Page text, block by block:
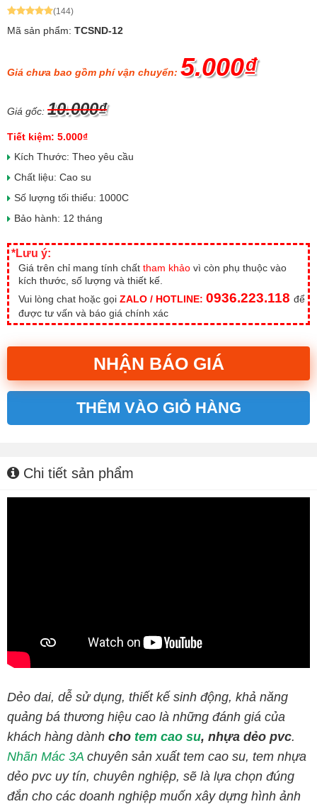
(144)
Mã sản phẩm: TCSND-12
Giá chưa bao gồm phí vận chuyển: 5.000₫
Giá gốc: 10.000₫
Tiết kiệm: 5.000₫
Kích Thước: Theo yêu cầu
Chất liệu: Cao su
Số lượng tối thiểu: 1000C
Bảo hành: 12 tháng
*Lưu ý:
Giá trên chỉ mang tính chất tham khảo vì còn phụ thuộc vào
kích thước, số lượng và thiết kế.
Vui lòng chat hoặc gọi ZALO / HOTLINE: 0936.223.118 để
được tư vấn và báo giá chính xác
NHẬN BÁO GIÁ
THÊM VÀO GIỎ HÀNG
Chi tiết sản phẩm
Dẻo dai, dễ sử dụng, thiết kế sinh động, khả năng
quảng bá thương hiệu cao là những đánh giá của
khách hàng dành cho tem cao su, nhựa dẻo pvc.
Nhãn Mác 3A chuyên sản xuất tem cao su, tem nhựa
dẻo pvc uy tín, chuyên nghiệp, sẽ là lựa chọn đúng
đắn cho các doanh nghiệp muốn xây dựng hình ảnh